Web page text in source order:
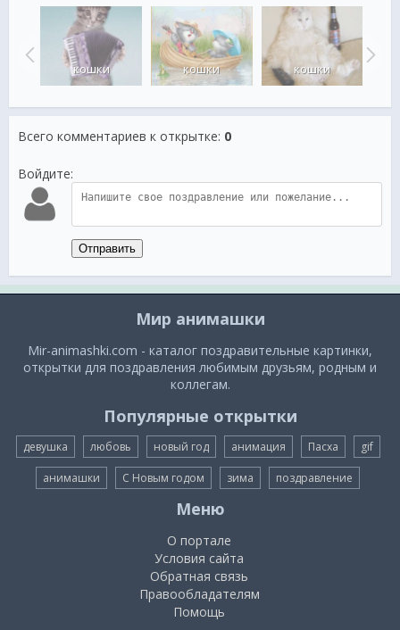
кошки кошки кошки
Всего комментариев к открытке: 0
Войдите:
Отправить
Мир анимашки
Mir-animashki.com - каталог поздравительные картинки,
открытки для поздравления любимым друзьям, родным и
коллегам.
Популярные открытки
девушка любовь новый год анимация Пасха gif
анимашки С Новым годом зима поздравление
Меню
О портале
Условия сайта
Обратная связь
Правообладателям
Помощь